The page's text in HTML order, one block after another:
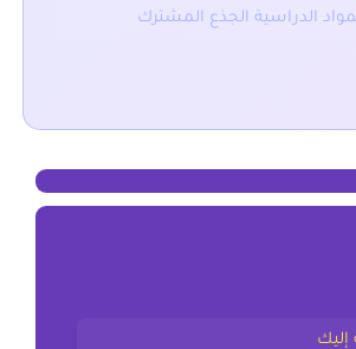
الدراسية الجذع المشترك